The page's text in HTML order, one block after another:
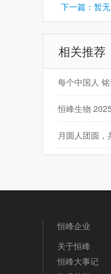
下一篇：暂无
相关推荐
每个中国人
恒峰生物
恒峰企业
关于恒峰
恒峰大事记